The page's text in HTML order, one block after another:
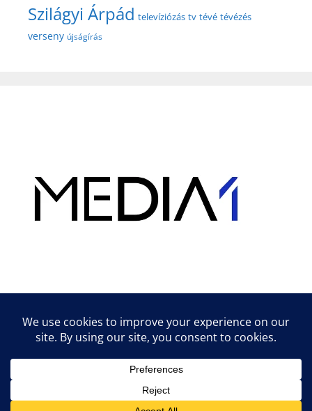
Szilágyi Árpád televíziózás tv tévé tévézés
verseny újságírás
Lifestyle tippek & trükkök
© 2026 vipcast.hu powered by Media1• Készült